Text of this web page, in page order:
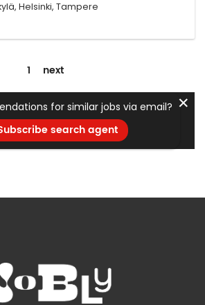
Helsinki, Tampere
1 next
for similar jobs via email?
search agent
✕